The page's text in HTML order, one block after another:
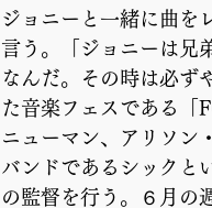
ジョニーと一緒に曲を
言う。「ジョニーは兄
なんだ。その時は必ず
た音楽フェスである「
ニューマン、アリソン
バンドであるシックと
の監督を行う。６月の